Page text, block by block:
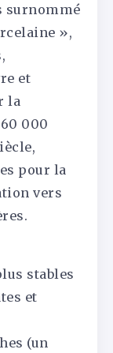
surnommé
»,
et
la
000
pour la
vers
stables
et
(un